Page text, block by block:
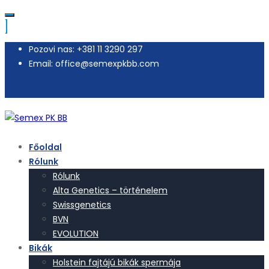
Pozovi nas: +381 11 3290 297
Email: office@semexpkbb.com
Főoldal
Rólunk
Rólunk
Alta Genetics – történelem
Swissgenetics
BVN
EVOLUTION
Bikák
Holstein fajtájú bikák spermája